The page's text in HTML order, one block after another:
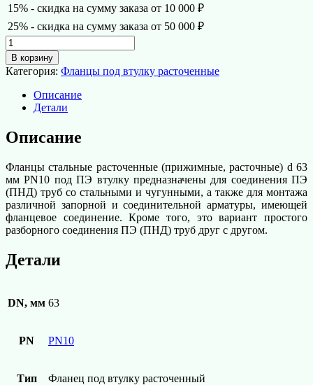
15% - скидка на сумму заказа от 10 000 ₽
25% - скидка на сумму заказа от 50 000 ₽
Количество
товара
Фланец
под
втулку
расточенный
63
мм
В корзину
Категория: Фланцы под втулку расточенные
Описание
Детали
Описание
Фланцы стальные расточенные (прижимные, расточные) d 63
мм PN10 под ПЭ втулку предназначены для соединения ПЭ
(ПНД) труб со стальными и чугунными, а также для монтажа
различной запорной и соединительной арматуры, имеющей
фланцевое соединение. Кроме того, это вариант простого
разборного соединения ПЭ (ПНД) труб друг с другом.
Детали
DN, мм 63
PN PN10
Тип Фланец под втулку расточенный